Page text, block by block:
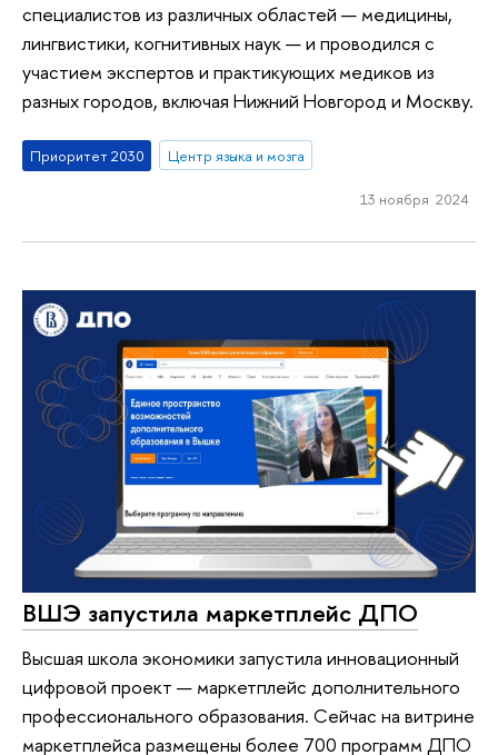
специалистов из различных областей — медицины,
лингвистики, когнитивных наук — и проводился с
участием экспертов и практикующих медиков из
разных городов, включая Нижний Новгород и Москву.
Приоритет 2030 Центр языка и мозга
13 ноября 2024
ВШЭ запустила маркетплейс ДПО
Высшая школа экономики запустила инновационный
цифровой проект — маркетплейс дополнительного
профессионального образования. Сейчас на витрине
маркетплейса размещены более 700 программ ДПО